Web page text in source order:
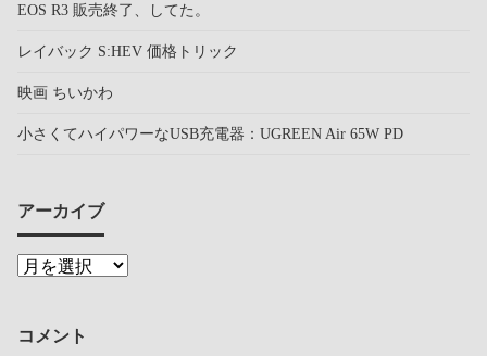
EOS R3 販売終了、してた。
レイバック S:HEV 価格トリック
映画 ちいかわ
小さくてハイパワーなUSB充電器：UGREEN Air 65W PD
アーカイブ
コメント